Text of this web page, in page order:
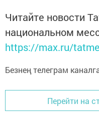
Читайте новости
национальном
https://max.ru/
Безнең телеграм
Перейти на